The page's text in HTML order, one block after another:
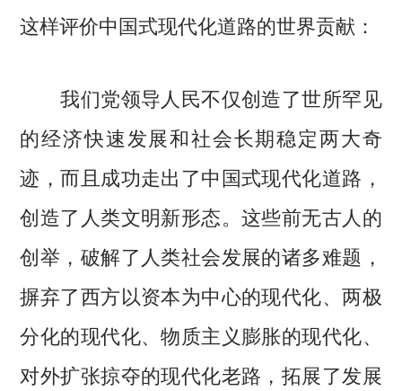
这样评价中国式现代化道路的世界贡献：
我们党领导人民不仅创造了世所罕见
的经济快速发展和社会长期稳定两大奇
迹，而且成功走出了中国式现代化道路，
创造了人类文明新形态。这些前无古人的
创举，破解了人类社会发展的诸多难题，
摒弃了西方以资本为中心的现代化、两极
分化的现代化、物质主义膨胀的现代化、
对外扩张掠夺的现代化老路，拓展了发展